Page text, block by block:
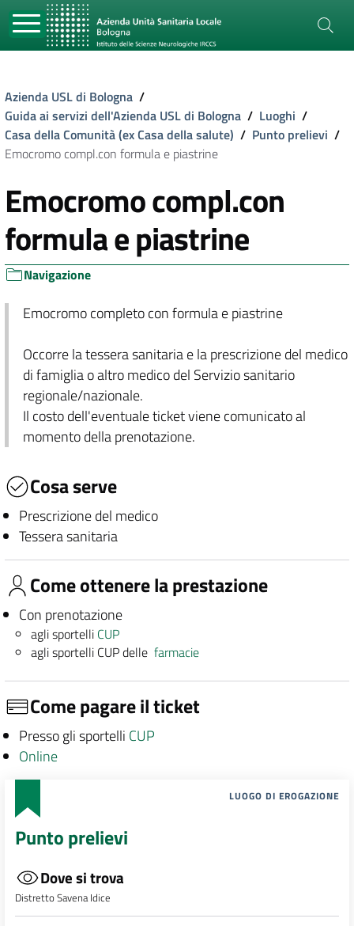
Azienda USL di Bologna /
Guida ai servizi dell'Azienda USL di Bologna / Luoghi /
Casa della Comunità (ex Casa della salute) / Punto prelievi /
Emocromo compl.con formula e piastrine
Emocromo compl.con
formula e piastrine
Navigazione
Emocromo completo con formula e piastrine
Occorre la tessera sanitaria e la prescrizione del medico
di famiglia o altro medico del Servizio sanitario
regionale/nazionale.
Il costo dell'eventuale ticket viene comunicato al
momento della prenotazione.
Cosa serve
Prescrizione del medico
Tessera sanitaria
Come ottenere la prestazione
Con prenotazione
agli sportelli CUP
agli sportelli CUP dellefarmacie
Come pagare il ticket
Presso gli sportelli CUP
Online
LUOGO DI EROGAZIONE
Punto prelievi
Dove si trova
Distretto Savena Idice